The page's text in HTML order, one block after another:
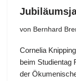
von Bernhard
Cornelia
beim Studientag
der